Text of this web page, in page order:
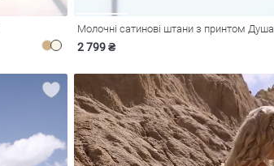
Молочні сатинові штани з принтом Душа
2 799 ₴